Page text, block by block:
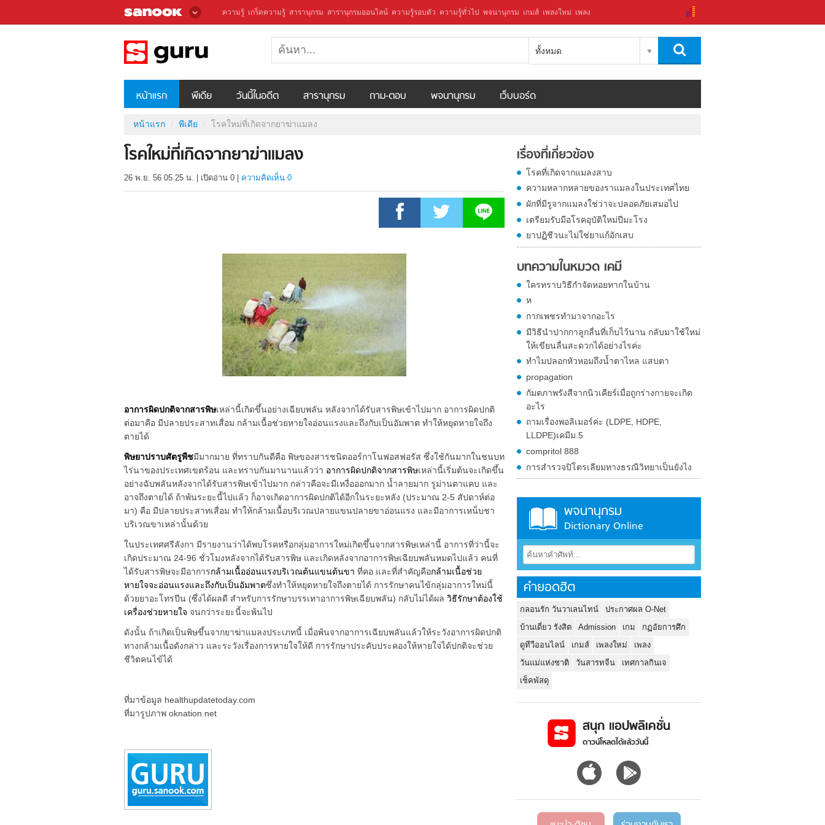
ความรู้ เกร็ดความรู้ สารานุกรม สารานุกรมออนไลน์ ความรู้รอบตัว ความรู้ทั่วไป พจนานุกรม เกมส์ เพลงใหม่ เพลง
ทั้งหมด
หน้าแรก พีเดีย วันนี้ในอดีต สารานุกรม ถาม-ตอบ พจนานุกรม เว็บบอร์ด
หน้าแรก พีเดีย โรคใหม่ที่เกิดจากยาฆ่าแมลง
โรคใหม่ที่เกิดจากยาฆ่าแมลง
26 พ.ย. 56 05.25 น. เปิดอ่าน 0 ความคิดเห็น 0
อาการผิดปกติจากสารพิษเหล่านี้เกิดขึ้นอย่างเฉียบพลัน หลังจากได้รับสารพิษเข้าไปมาก อาการผิดปกติ
ต่อมาคือ มีปลายประสาทเสื่อม กล้ามเนื้อช่วยหายใจอ่อนแรงและถึงกับเป็นอัมพาต ทำให้หยุดหายใจถึง
ตายได้
พิษยาปราบศัตรูพืชมีมากมาย ที่ทราบกันดีคือ พิษของสารชนิดออร์กาโนฟอสฟอรัส ซึ่งใช้กันมากในชนบท
ไร่นาของประเทศเขตร้อน และทราบกันมานานแล้วว่า อาการผิดปกติจากสารพิษเหล่านี้เริ่มต้นจะเกิดขึ้น
อย่างฉับพลันหลังจากได้รับสารพิษเข้าไปมาก กล่าวคือจะมีเหงื่อออกมาก น้ำลายมาก รูม่านตาแคบ และ
อาจถึงตายได้ ถ้าพ้นระยะนี้ไปแล้ว ก็อาจเกิดอาการผิดปกติได้อีกในระยะหลัง (ประมาณ 2-5 สัปดาห์ต่อ
มา) คือ มีปลายประสาทเสื่อม ทำให้กล้ามเนื้อบริเวณปลายแขนปลายขาอ่อนแรง และมีอาการเหน็บชา
บริเวณขาเหล่านั้นด้วย
ในประเทศศรีลังกา มีรายงานว่าได้พบโรคหรือกลุ่มอาการใหม่เกิดขึ้นจากสารพิษเหล่านี้ อาการที่ว่านี้จะ
เกิดประมาณ 24-96 ชั่วโมงหลังจากได้รับสารพิษ และเกิดหลังจากอาการพิษเฉียบพลันหมดไปแล้ว คนที่
ได้รับสารพิษจะมีอาการกล้ามเนื้ออ่อนแรงบริเวณต้นแขนต้นขา ที่คอ และที่สำคัญคือกล้ามเนื้อช่วย
หายใจจะอ่อนแรงและถึงกับเป็นอัมพาตซึ่งทำให้หยุดหายใจถึงตายได้ การรักษาคนไข้กลุ่มอาการใหม่นี้
ด้วยยาอะโทรปีน (ซึ่งได้ผลดี สำหรับการรักษาบรรเทาอาการพิษเฉียบพลัน) กลับไม่ได้ผล วิธีรักษาต้องใช้
เครื่องช่วยหายใจ จนกว่าระยะนี้จะพ้นไป
ดังนั้น ถ้าเกิดเป็นพิษขึ้นจากยาฆ่าแมลงประเภทนี้ เมื่อพ้นจากอาการเฉียบพลันแล้วให้ระวังอาการผิดปกติ
ทางกล้ามเนื้อดังกล่าว และระวังเรื่องการหายใจให้ดี การรักษาประคับประคองให้หายใจได้ปกติจะช่วย
ชีวิตคนไข้ได้
ที่มาข้อมูล healthupdatetoday.com
ที่มารูปภาพ oknation.net
เรื่องที่เกี่ยวข้อง
โรคที่เกิดจากแมลงสาบ
ความหลากหลายของราแมลงในประเทศไทย
ผักที่มีรูจากแมลงใช่ว่าจะปลอดภัยเสมอไป
เตรียมรับมือโรคอุบัติใหม่ปีมะโรง
ยาปฏิชีวนะไม่ใช่ยาแก้อักเสบ
บทความในหมวด เคมี
ใครทราบวิธีกำจัดหอยทากในบ้าน
ห
กากเพชรทำมาจากอะไร
มีวิธีนำปากกาลูกลื่นที่เก็บไว้นาน กลับมาใช้ใหม่
ให้เขียนลื่นสะดวกได้อย่างไรค่ะ
ทำไมปลอกหัวหอมถึงน้ำตาไหล แสบตา
propagation
กัมตภาพรังสีจากนิวเคียร์เมื่อถูกร่างกายจะเกิด
อะไร
ถามเรื่องพอลิเมอร์ค่ะ (LDPE, HDPE,
LLDPE)เคมีม.5
compritol 888
การสำรวจปิโตรเลียมทางธรณีวิทยาเป็นยังไง
พจนานุกรม
Dictionary Online
คำยอดฮิต
กลอนรัก วันวาเลนไทน์
ประกาศผล O-Net
บ้านเดี่ยว รังสิต
Admission เกม
กฏอัยการศึก
ดูทีวีออนไลน์
เกมส์ เพลงใหม่
เพลง
วันแม่แห่งชาติ
วันสารทจีน
เทศกาลกินเจ
เช็คพัสดุ
สนุก แอปพลิเคชั่น
ดาวน์โหลดได้แล้ววันนี้